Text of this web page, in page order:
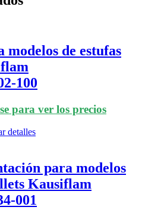
modelos de estufas
100
para ver los precios
detalles
para modelos
Kausiflam
001